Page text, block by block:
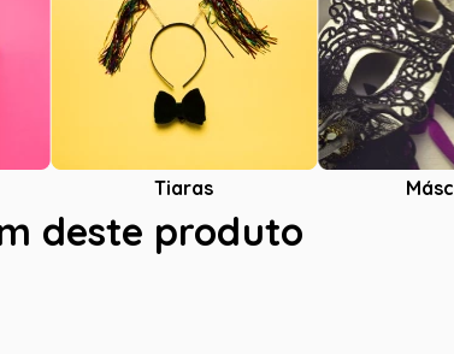
Tiaras
deste produto